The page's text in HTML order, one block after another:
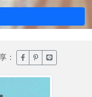
： 臉書分享(另開新視窗)
噗浪分享(另開新
Line分享(另